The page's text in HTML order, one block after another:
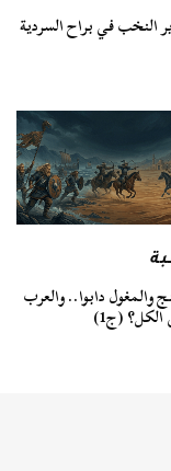
النخب في براح السردية
والمغول دابوا.. والعرب
(ج1)